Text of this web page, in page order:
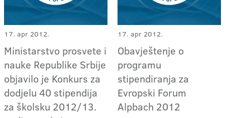
17. apr 2012.
Ministarstvo prosvete i
nauke Republike Srbije
objavilo je Konkurs za
dodjelu 40 stipendija
za školsku 2012/13.
17. apr 2012.
Obavještenje o
programu
stipendiranja za
Evropski Forum
Alpbach 2012